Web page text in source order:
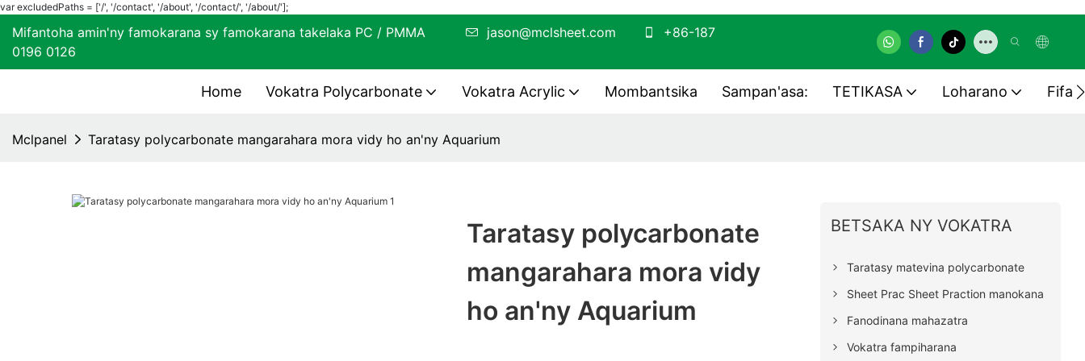
var excludedPaths = ['/', '/contact', '/about', '/contact/', '/about/'];
Mifantoha amin'ny famokarana sy famokarana takelaka PC / PMMA jason@mclsheet.com
+86-187
0196 0126
Home Vokatra Polycarbonate Vokatra Acrylic Mombantsika Sampan'asa: TETIKASA Loharano
Mclpanel Taratasy polycarbonate mangarahara mora vidy ho an'ny Aquarium
Taratasy polycarbonate
mangarahara mora vidy
ho an'ny Aquarium
BETSAKA NY VOKATRA
Taratasy matevina polycarbonate
Sheet Prac Sheet Praction manokana
Fanodinana mahazatra
Vokatra fampiharana